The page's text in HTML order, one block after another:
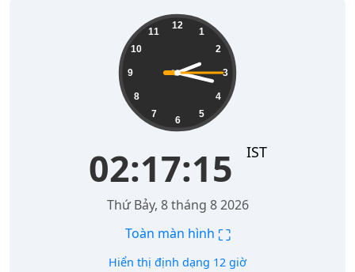
12
1
2
3
4
5
6
7
8
9
10
11
02:17:16 IST
Thứ Bảy, 8 tháng 8 2026
Toàn màn hình ⛶
Hiển thị định dạng 12 giờ